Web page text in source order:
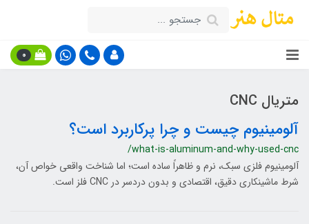
0
متریال CNC
آلومینیوم چیست و چرا پرکاربرد است؟
/what-is-aluminum-and-why-used-cnc
آلومینیوم فلزی سبک، نرم و ظاهراً ساده است؛ اما شناخت واقعی خواص آن،
شرط ماشینکاری دقیق، اقتصادی و بدون دردسر در CNC فلز است.